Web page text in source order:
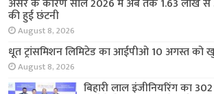
की हुई छंटनी
August 8, 2026
धूत ट्रांसमिशन लिमिटेड का आईपीओ 10 अगस्त को
August 8, 2026
बिहारी लाल इंजीनियरिंग का